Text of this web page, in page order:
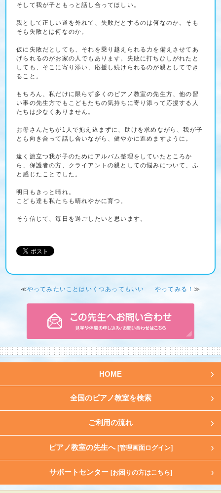
そして我が子ともっと話し合ってほしい。
親として正しい道を外れて、失敗だとするのは何なのか。そも
そも失敗とは何なのか。
仮に失敗だとしても、それを乗り越えられる力を備えさせてあ
げられるのがお家の人でもあります。失敗に打ちひしがれたと
しても、そこに寄り添い、応援し続けられるのが親としてでき
ること。
もちろん、私だけに限らず多くのピアノ教室の先生方、他の習
い事の先生方でもこどもたちの気持ちに寄り添って応援する人
たちは少なくありません。
お母さんたちが1人で抱え込まずに、助けを求めながら、我が子
とも向き合って話し合いながら、健やかに進めますように。
遠く旅立つ我が子のためにアルバム整理をしていたところか
ら、保護者の方、クライアントの親としての悩みについて、ふ
と感じたことでした。
明日もきっと晴れ。
こども達も私たちも晴れやかに育つ。
そう信じて、毎日を過ごしたいと思います。
≪やってみたいことはいくつあってもいい やってみる！≫
HOME
全国のピアノ教室を検索
ご利用の流れ
ピアノ教室の先生へ [管理画面ログイン]
サポートセンター [お困りの方はこちら]